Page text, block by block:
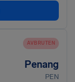
AVBRUTEN
Penang
PEN